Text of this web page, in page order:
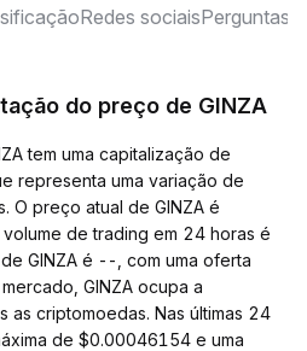
Redes sociaisPerguntas
do preço de GINZA
tem uma capitalização de
representa uma variação de
O preço atual de GINZA é
de trading em 24 horas é
GINZA é --, com uma oferta
GINZA ocupa a
criptomoedas. Nas últimas 24
de $0.00046154 e uma